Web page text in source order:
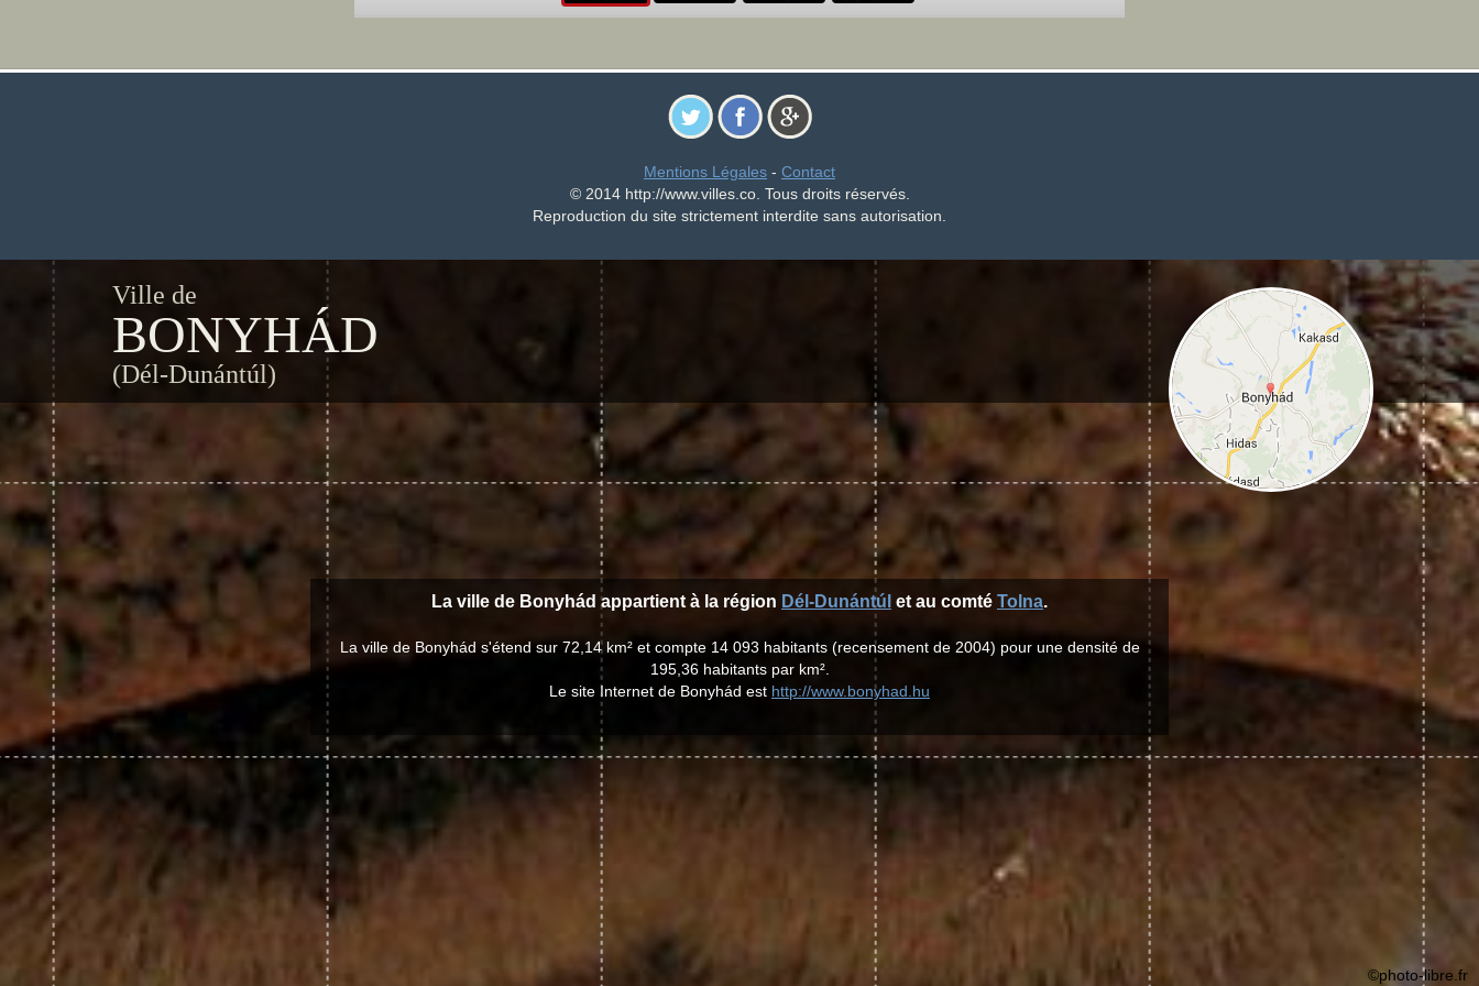
Mentions Légales - Contact
© 2014 http://www.villes.co. Tous droits réservés.
Reproduction du site strictement interdite sans autorisation.
Ville de
BONYHÁD
(Dél-Dunántúl)
La ville de Bonyhád appartient à la région Dél-Dunántúl et au comté Tolna.
La ville de Bonyhád s'étend sur 72,14 km² et compte 14 093 habitants (recensement de 2004) pour une densité de
195,36 habitants par km².
Le site Internet de Bonyhád est http://www.bonyhad.hu
©photo-libre.fr